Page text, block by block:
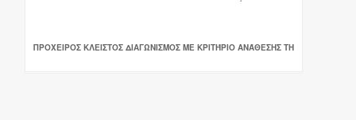
ΠΡΟΧΕΙΡΟΣ ΚΛΕΙΣΤΟΣ ΔΙΑΓΩΝΙΣΜΟΣ ΜΕ ΚΡΙΤΉΡΙΟ ΑΝΆΘΕΣΗΣ ΤΗ